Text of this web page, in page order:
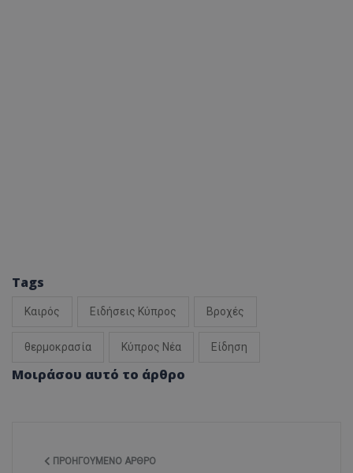
Tags
Καιρός Ειδήσεις Κύπρος Βροχές
θερμοκρασία Κύπρος Νέα Είδηση
Μοιράσου αυτό το άρθρο
ΠΡΟΗΓΟΎΜΕΝΟ ΆΡΘΡΟ